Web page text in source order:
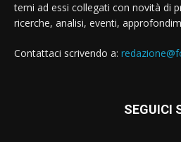
temi ad essi collegati con novità di
ricerche, analisi, eventi,
Contattaci scrivendo a:
SEGUICI